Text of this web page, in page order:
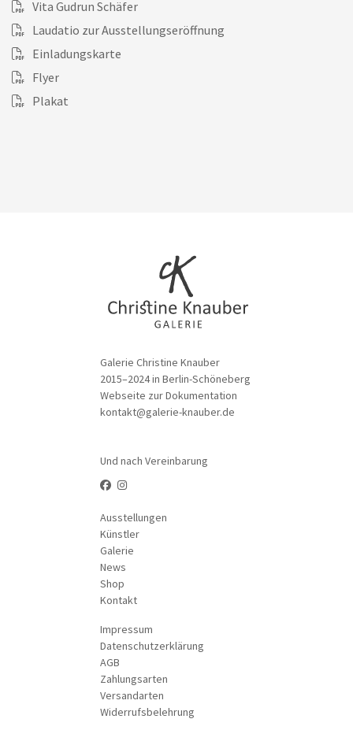
Vita Gudrun Schäfer
Laudatio zur Ausstellungseröffnung
Einladungskarte
Flyer
Plakat
Galerie Christine Knauber
2015–2024 in Berlin-Schöneberg
Webseite zur Dokumentation
kontakt@galerie-knauber.de
Und nach Vereinbarung
Impressum
Datenschutzerklärung
AGB
Zahlungsarten
Versandarten
Widerrufsbelehrung
Ausstellungen
Künstler
Galerie
News
Shop
Kontakt